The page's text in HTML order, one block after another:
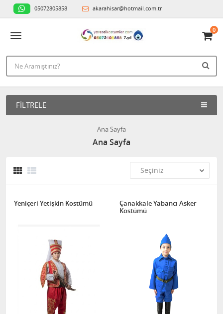
05072805858 akarahisar@hotmail.com.tr
0
FILTRELE
Ana Sayfa
Ana Sayfa
Yeniçeri Yetişkin Kostümü
Çanakkale Yabancı Asker
Kostümü